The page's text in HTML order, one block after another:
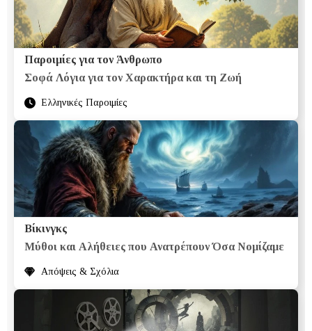
Παροιμίες για τον Άνθρωπο
Σοφά Λόγια για τον Χαρακτήρα και τη Ζωή
Ελληνικές Παροιμίες
Βίκινγκς
Μύθοι και Αλήθειες που Ανατρέπουν Όσα Νομίζαμε
Απόψεις & Σχόλια